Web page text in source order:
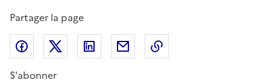
Partager la page
Partager sur Facebook
Partager sur X (anciennement Twitter)
Partager sur LinkedIn
Partager par email
S'abonner